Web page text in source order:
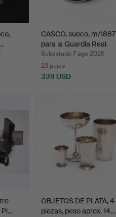
CASCO, sueco, m/1887
para la Guardia Real.
Subastado 7 ago 2026
23 pujas
339 USD
Pl…
OBJETOS DE PLATA, 4
piezas, peso aprox. 14…